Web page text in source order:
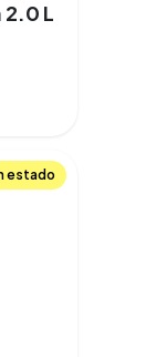
2.0 L
estado